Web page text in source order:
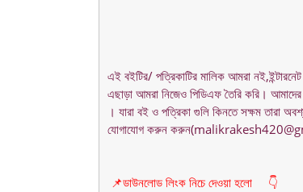
এই বইটির/ পত্রিকাটির মালিক আমরা
এছাড়া আমরা নিজেও পিডিএফ তৈরি করি। আমাদের
। যারা বই ও পত্রিকা গুলি কিনতে সক্ষম তারা
যোগাযোগ করুন
📌ডাউনলোড লিংক নিচে দেওয়া হলো 👇